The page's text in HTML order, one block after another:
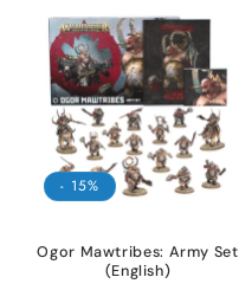
- 15%
Ogor Mawtribes: Army Set
(English)